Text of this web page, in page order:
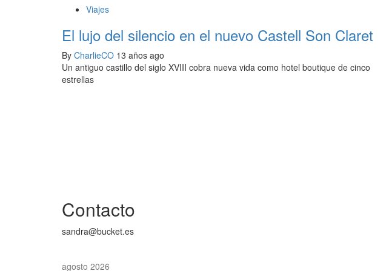
Viajes
El lujo del silencio en el nuevo Castell Son Claret
By CharlieCO 13 años ago
Un antiguo castillo del siglo XVIII cobra nueva vida como hotel boutique de cinco
estrellas
Contacto
sandra@bucket.es
agosto 2026